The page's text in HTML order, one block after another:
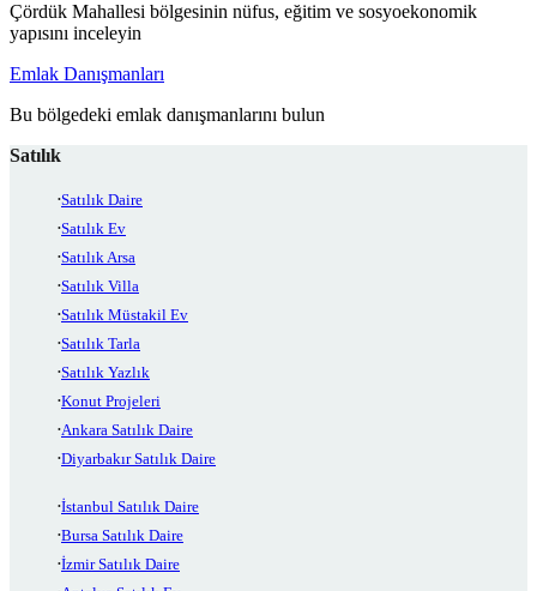
Çördük Mahallesi bölgesinin nüfus, eğitim ve sosyoekonomik
yapısını inceleyin
Emlak Danışmanları
Bu bölgedeki emlak danışmanlarını bulun
Satılık
Satılık Daire
Satılık Ev
Satılık Arsa
Satılık Villa
Satılık Müstakil Ev
Satılık Tarla
Satılık Yazlık
Konut Projeleri
Ankara Satılık Daire
Diyarbakır Satılık Daire
İstanbul Satılık Daire
Bursa Satılık Daire
İzmir Satılık Daire